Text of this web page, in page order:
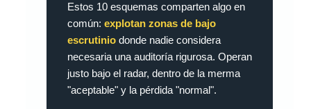
Estos 10 esquemas comparten algo en
común: explotan zonas de bajo
escrutinio donde nadie considera
necesaria una auditoría rigurosa. Operan
justo bajo el radar, dentro de la merma
"aceptable" y la pérdida "normal".